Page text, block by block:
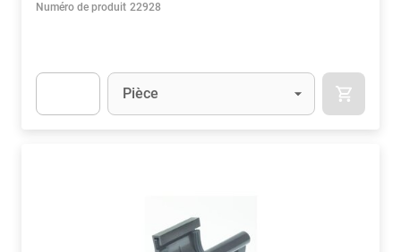
Numéro de produit 22928
Unité
Pièce